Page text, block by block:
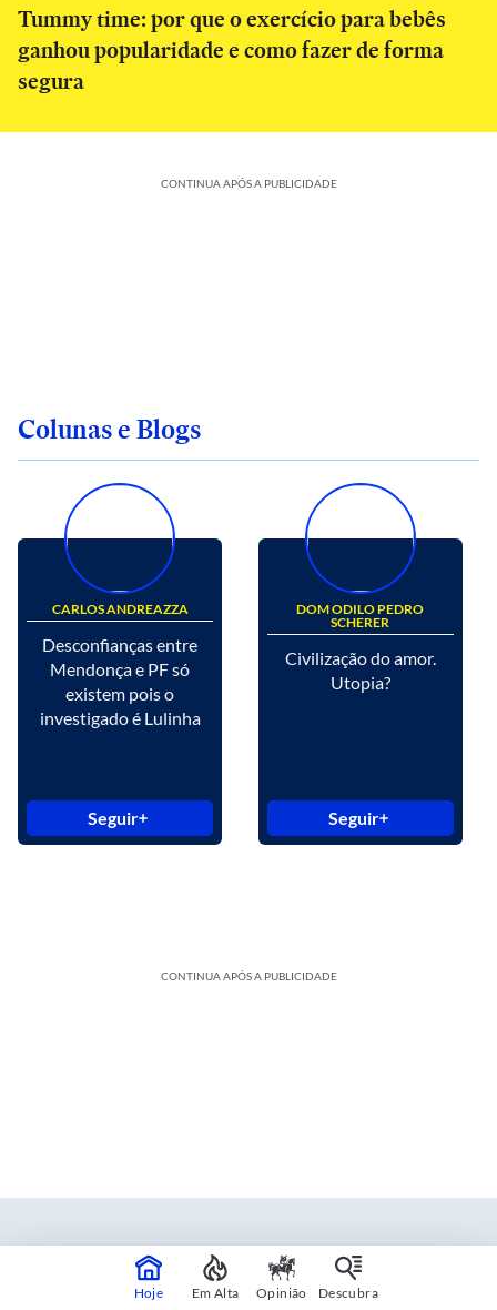
Tummy time: por que o exercício para bebês
ganhou popularidade e como fazer de forma
segura
CONTINUA APÓS A PUBLICIDADE
Colunas e Blogs
CARLOS ANDREAZZA
Desconfianças entre
Mendonça e PF só
existem pois o
investigado é Lulinha
Seguir
DOM ODILO PEDRO
SCHERER
Civilização do amor.
Utopia?
Seguir
CONTINUA APÓS A PUBLICIDADE
Estadão Blue Studio
Hoje Em Alta Opinião Descubra